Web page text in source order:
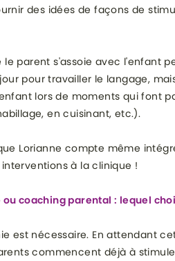
des idées de façons de
parent s'assoie avec l'enfant
pour travailler le langage,
lors de moments qui font
en cuisinant, etc.).
Lorianne compte même
à la clinique !
coaching parental : lequel
est nécessaire. En attendant
commencent déjà à